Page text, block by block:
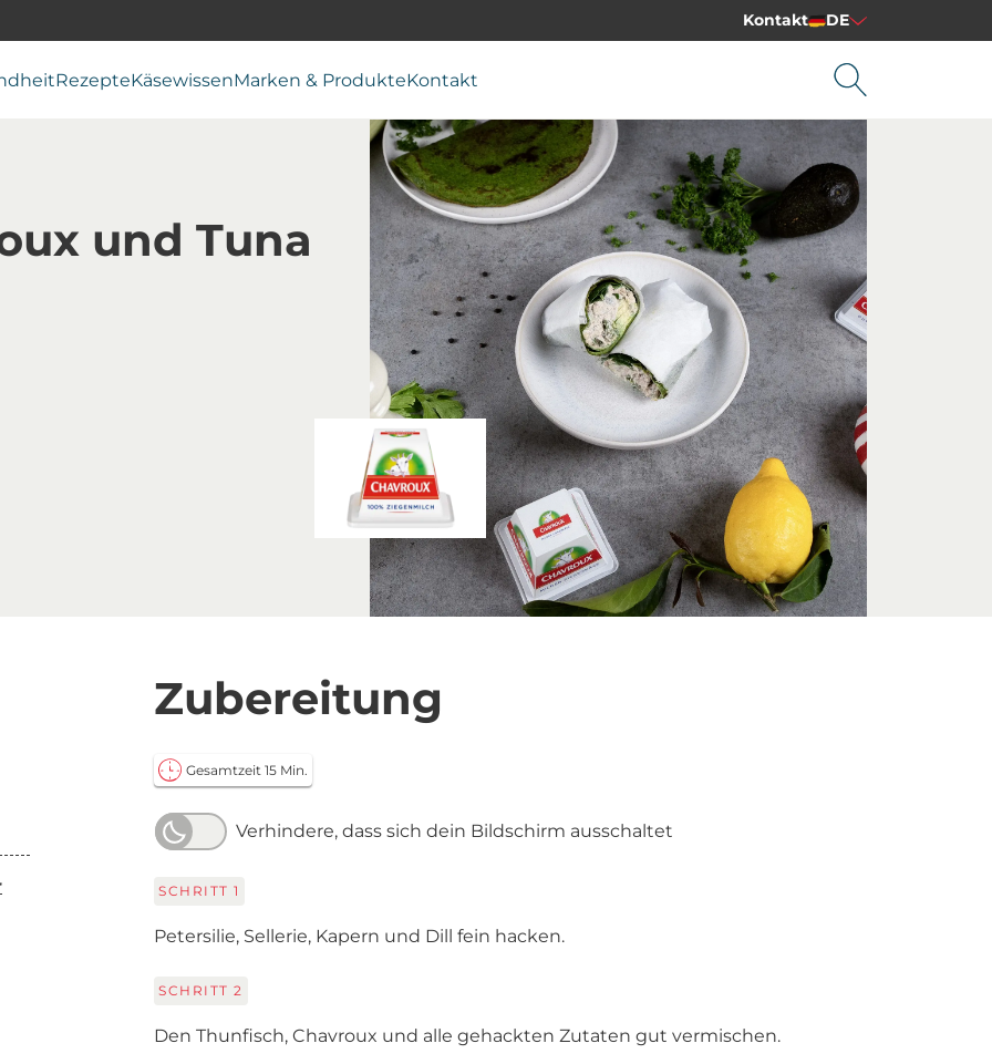
Kontakt DE
RezepteKäsewissenMarken & ProdukteKontakt
und Tuna
Zubereitung
Gesamtzeit 15 Min.
Verhindere, dass sich dein Bildschirm ausschaltet
SCHRITT 1
Petersilie, Sellerie, Kapern und Dill fein hacken.
SCHRITT 2
Den Thunfisch, Chavroux und alle gehackten Zutaten gut vermischen.